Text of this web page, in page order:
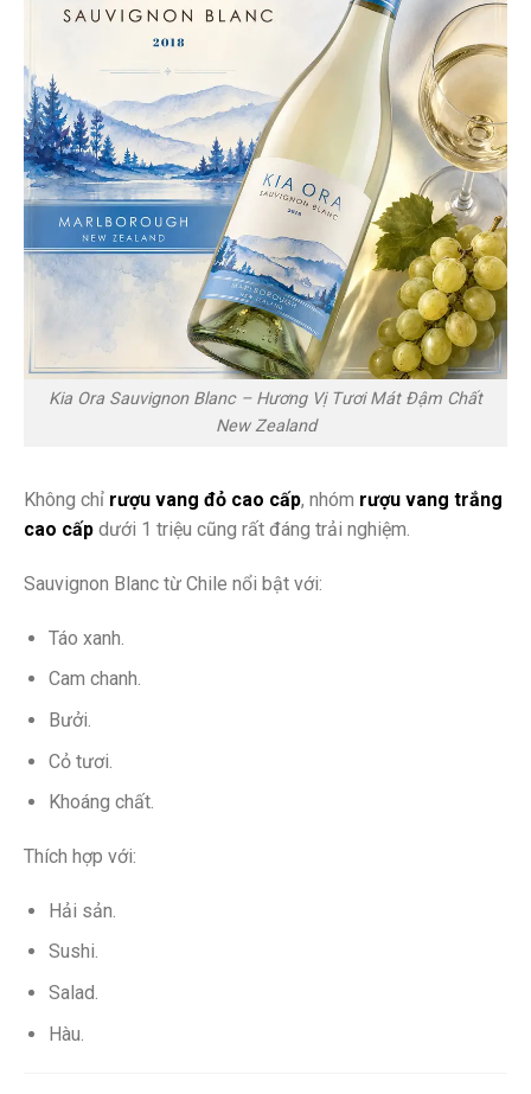
Kia Ora Sauvignon Blanc – Hương Vị Tươi Mát Đậm Chất
New Zealand
Không chỉ rượu vang đỏ cao cấp, nhóm rượu vang trắng
cao cấp dưới 1 triệu cũng rất đáng trải nghiệm.
Sauvignon Blanc từ Chile nổi bật với:
Táo xanh.
Cam chanh.
Bưởi.
Cỏ tươi.
Khoáng chất.
Thích hợp với:
Hải sản.
Sushi.
Salad.
Hàu.